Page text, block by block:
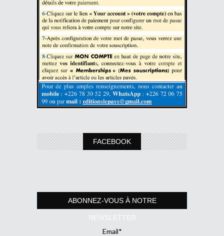
FACEBOOK
ABONNEZ-VOUS À NOTRE
NEWSLETTER
Email*